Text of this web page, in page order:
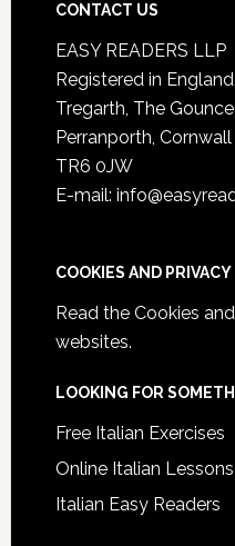
CONTACT US
EASY READERS LLP
Registered in
Tregarth, The Gounce,
Perranporth, Cornwall
TR6 0JW
E-mail:
COOKIES AND PRIVACY
Read the Cookies
websites.
LOOKING FOR
Free Italian Exercises
Online Italian Lessons
Italian Easy Readers